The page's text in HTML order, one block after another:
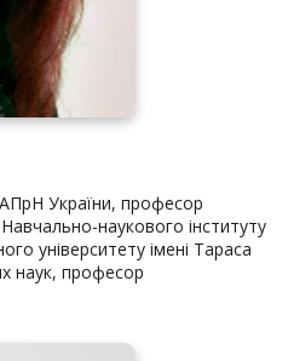
України, професор
наукового інституту
університету імені Тараса
наук, професор